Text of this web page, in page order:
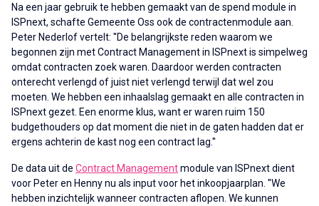
Na een jaar gebruik te hebben gemaakt van de spend module in
ISPnext, schafte Gemeente Oss ook de contractenmodule aan.
Peter Nederlof vertelt: ''De belangrijkste reden waarom we
begonnen zijn met Contract Management in ISPnext is simpelweg
omdat contracten zoek waren. Daardoor werden contracten
onterecht verlengd of juist niet verlengd terwijl dat wel zou
moeten. We hebben een inhaalslag gemaakt en alle contracten in
ISPnext gezet. Een enorme klus, want er waren ruim 150
budgethouders op dat moment die niet in de gaten hadden dat er
ergens achterin de kast nog een contract lag.''
De data uit de Contract Managementmodule van ISPnext dient
voor Peter en Henny nu als input voor het inkoopjaarplan. ''We
hebben inzichtelijk wanneer contracten aflopen. We kunnen